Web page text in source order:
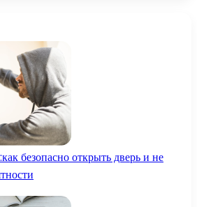
безопасно открыть дверь и не